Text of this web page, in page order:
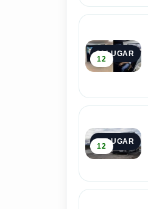
3º LUGAR
12
4º LUGAR
12